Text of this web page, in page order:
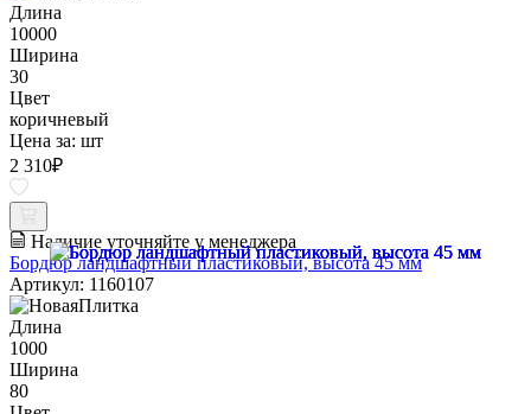
Длина
10000
Ширина
30
Цвет
коричневый
Цена за: шт
2 310₽
Наличие уточняйте у менеджера
Бордюр ландшафтный пластиковый, высота 45 мм
Артикул: 1160107
Длина
1000
Ширина
80